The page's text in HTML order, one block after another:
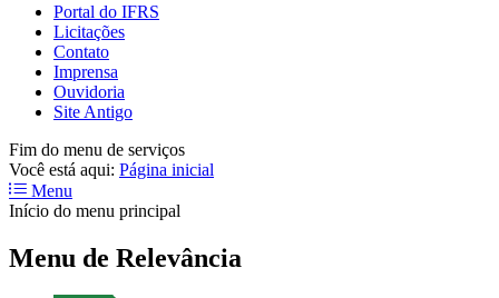
Portal do IFRS
Licitações
Contato
Imprensa
Ouvidoria
Site Antigo
Fim do menu de serviços
Você está aqui: Página inicial
Menu
Início do menu principal
Menu de Relevância